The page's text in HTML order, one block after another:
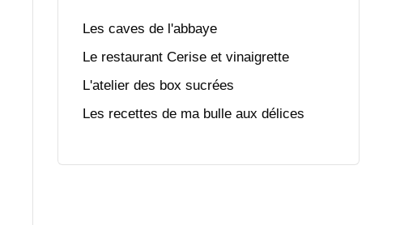
Les caves de l'abbaye
Le restaurant Cerise et vinaigrette
L'atelier des box sucrées
Les recettes de ma bulle aux délices